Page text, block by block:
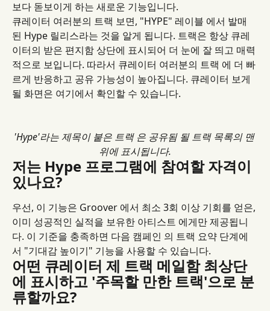
보다 돋보이게 하는 새로운 기능입니다.
큐레이터 여러분의 트랙 보면, "HYPE" 레이블 에서 발매
된 Hype 릴리스라는 것을 알게 됩니다. 트랙은 항상 큐레
이터의 받은 편지함 상단에 표시되어 더 눈에 잘 띄고 매력
적으로 보입니다. 따라서 큐레이터 여러분의 트랙 에 더 빠
르게 반응하고 공유 가능성이 높아집니다. 큐레이터 보게
될 화면은 여기에서 확인할 수 있습니다.
'Hype'라는 제목이 붙은 트랙 은 공유됨 될 트랙 목록의 맨
위에 표시됩니다.
저는 Hype 프로그램에 참여할 자격이
있나요?
우선, 이 기능은 Groover 에서 최소 3회 이상 기회를 얻은,
이미 성공적인 실적을 보유한 아티스트 에게만 제공됩니
다. 이 기준을 충족하면 다음 캠페인 의 트랙 요약 단계에
서 "기대감 높이기" 기능을 사용할 수 있습니다.
어떤 큐레이터 제 트랙 메일함 최상단
에 표시하고 '주목할 만한 트랙'으로 분
류할까요?